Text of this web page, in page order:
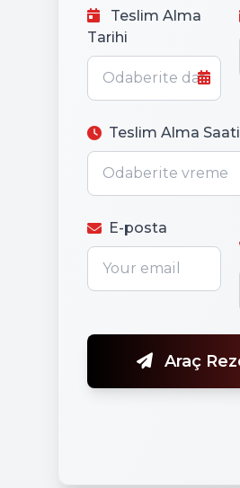
Teslim Alma
Tarihi
Teslim Alma Saati
E-posta
Araç